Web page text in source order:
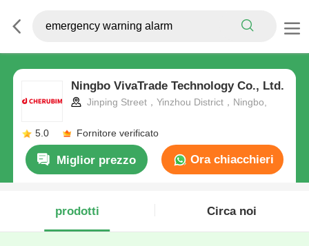
Ningbo VivaTrade Technology Co., Ltd.
Jinping Street，Yinzhou District，Ningbo,
5.0 Fornitore verificato
Miglior prezzo Ora chiacchieri
prodotti Circa noi